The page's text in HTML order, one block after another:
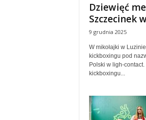
Dziewięć
Szczecinek
9 grudnia 2025
W mikołajki w
kickboxingu pod
Polski w ligh-
kickboxingu...